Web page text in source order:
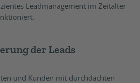
Leadmanagement im Zeitalter
der Leads
und Kunden mit durchdachten